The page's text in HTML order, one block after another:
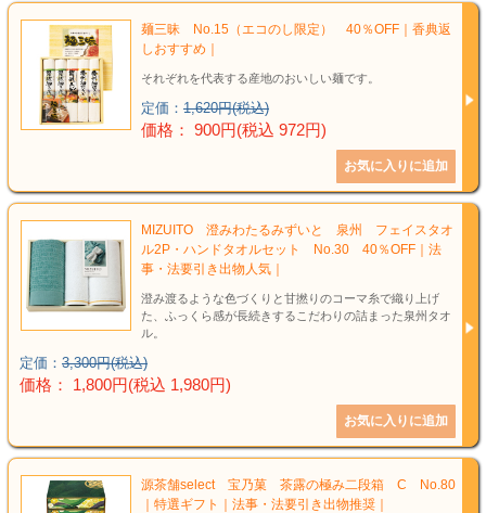
麺三昧 No.15（エコのし限定） 40％OFF｜香典返
しおすすめ｜
それぞれを代表する産地のおいしい麺です。
定価： 1,620円(税込)
価格： 900円(税込 972円)
MIZUITO 澄みわたるみずいと 泉州 フェイスタオ
ル2P・ハンドタオルセット No.30 40％OFF｜法
事・法要引き出物人気｜
澄み渡るような色づくりと甘撚りのコーマ糸で織り上げ
た、ふっくら感が長続きするこだわりの詰まった泉州タオ
ル。
定価： 3,300円(税込)
価格： 1,800円(税込 1,980円)
源茶舗select 宝乃菓 茶露の極み二段箱 C No.80
｜特選ギフト｜法事・法要引き出物推奨｜